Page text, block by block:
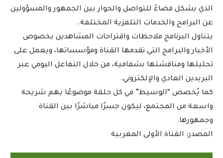
الذي يشكل فضاءً للتواصل والحوار بين الجمهور والمسؤولين
عن البرامج والخدمات التلفزية المختلفة.
يتناول البرنامج ملاحظات واقتراحات المشاهدين بخصوص
الأخبار والبرامج التي تقدمها القناة ومؤسساتها، ويعمل على
تحليلها ومناقشتها بشفافية، من خلال التفاعل اليومي عبر
البريدين العادي والإلكتروني.
كما يُخصص “الوسيط” في كل حلقة موضوعًا يهم شريحة
واسعة من المجتمع، ليكون جسرًا مباشرًا بين القناة
وجمهورها.
المصدر: القناة الأولى المغربية